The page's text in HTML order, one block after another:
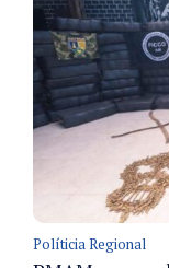
Políticia Regional